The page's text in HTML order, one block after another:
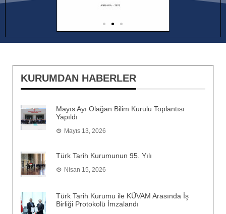
KURUMDAN HABERLER
Mayıs Ayı Olağan Bilim Kurulu Toplantısı
Yapıldı
Mayıs 13, 2026
Türk Tarih Kurumunun 95. Yılı
Nisan 15, 2026
Türk Tarih Kurumu ile KÜVAM Arasında İş
Birliği Protokolü İmzalandı